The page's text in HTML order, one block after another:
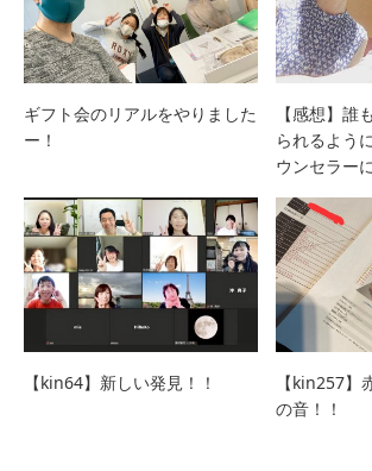
ギフト会のリアルをやりました
ー！
【感想】誰
られるよう
ウンセラー
【kin64】新しい発見！！ 【kin257】
の音！！